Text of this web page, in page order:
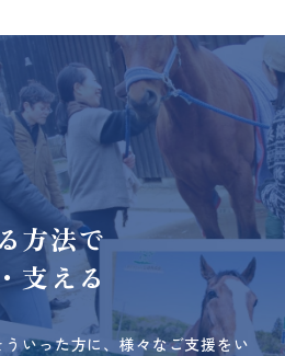
方法で
支える
いった方に、様々なご支援をい